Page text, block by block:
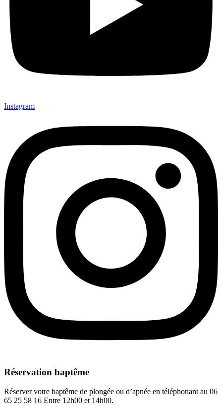
Instagram
Réservation baptême
Réserver votre baptême de plongée ou d’apnée en téléphonant au 06
65 25 58 16 Entre 12h00 et 14h00.